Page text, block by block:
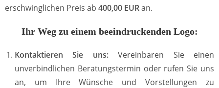
erschwinglichen Preis ab 400,00 EURan.
Ihr Weg zu einem beeindruckenden Logo:
Kontaktieren Sie uns:Vereinbaren Sie einen
unverbindlichen Beratungstermin oder rufen Sie uns
an, um Ihre Wünsche und Vorstellungen zu